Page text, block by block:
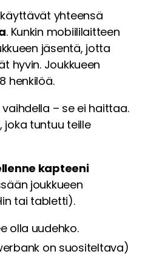
yhteensä
. Kunkin mobiililaitteen
jäsentä, jotta
hyvin. Joukkueen
henkilöä.
– se ei haittaa.
joka tuntuu teille
kapteeni
joukkueen
tai tabletti).
olla uudehko.
on suositeltava)